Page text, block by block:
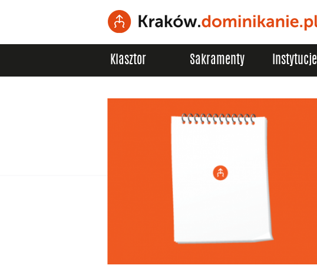
Klasztor Sakramenty Instytucje